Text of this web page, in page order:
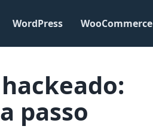
WordPress WooCommerce
passo